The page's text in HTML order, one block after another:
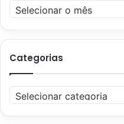
Arquivos
Categorias
Categorias